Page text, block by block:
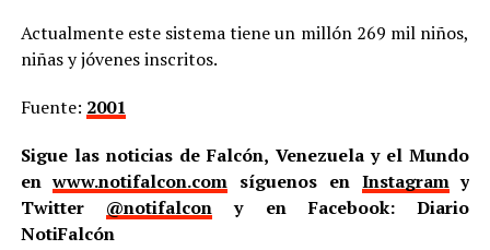
Actualmente este sistema tiene un millón 269 mil niños,
niñas y jóvenes inscritos.
Fuente: 2001
Sigue las noticias de Falcón, Venezuela y el Mundo
enwww.notifalcon.com síguenos en Instagramy
Twitter @notifalcon y en Facebook: Diario
NotiFalcón